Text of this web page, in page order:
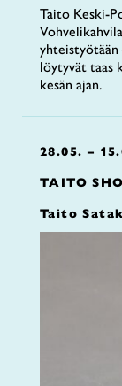
Taito Keski-
löytyvät taas
kesän ajan.
28.05. –
TAITO
Taito